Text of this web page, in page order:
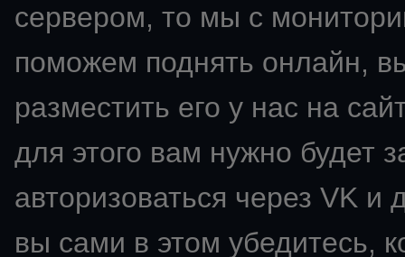
сервером, то мы с
поможем поднять онлайн,
разместить его у нас на
для этого вам нужно будет
авторизоваться через VK и
вы сами в этом убедитесь,